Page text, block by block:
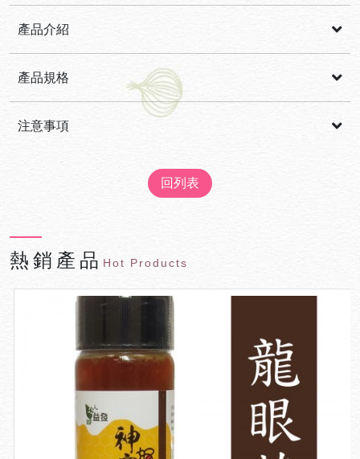
產品介紹
清爽山葵香 天然食材,
產品規格
注意事項
回列表
熱銷產品 Hot Products